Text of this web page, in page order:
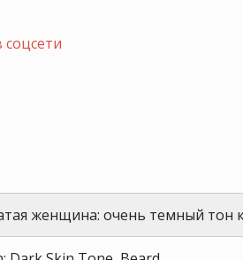
женщина: очень темный тон